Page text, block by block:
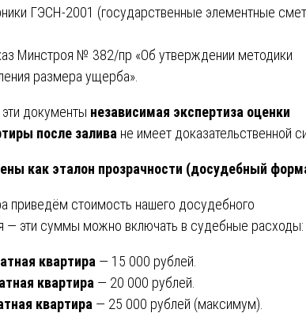
ГЭСН-2001 (государственные элементные
Минстроя № 382/пр «Об утверждении методики
размера ущерба».
документы независимая экспертиза оценки
после залива не имеет доказательственной
как эталон прозрачности (досудебный
приведём стоимость нашего досудебного
— эти суммы можно включать в судебные расходы:
квартира — 15 000 рублей.
квартира — 20 000 рублей.
квартира — 25 000 рублей (максимум).